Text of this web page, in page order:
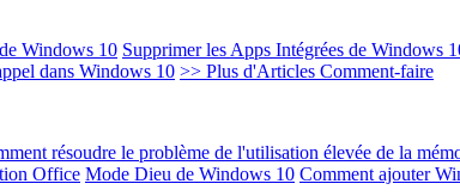
Windows 10 Supprimer les Apps Intégrées de Windows
dans Windows 10 >> Plus d'Articles Comment-faire
résoudre le problème de l'utilisation élevée de la
Office Mode Dieu de Windows 10 Comment ajouter